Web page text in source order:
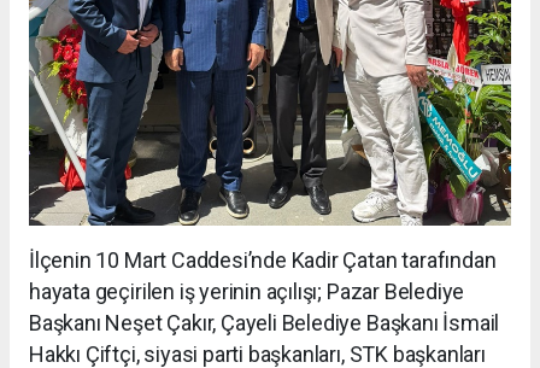
İlçenin 10 Mart Caddesi’nde Kadir Çatan tarafından
hayata geçirilen iş yerinin açılışı; Pazar Belediye
Başkanı Neşet Çakır, Çayeli Belediye Başkanı İsmail
Hakkı Çiftçi, siyasi parti başkanları, STK başkanları